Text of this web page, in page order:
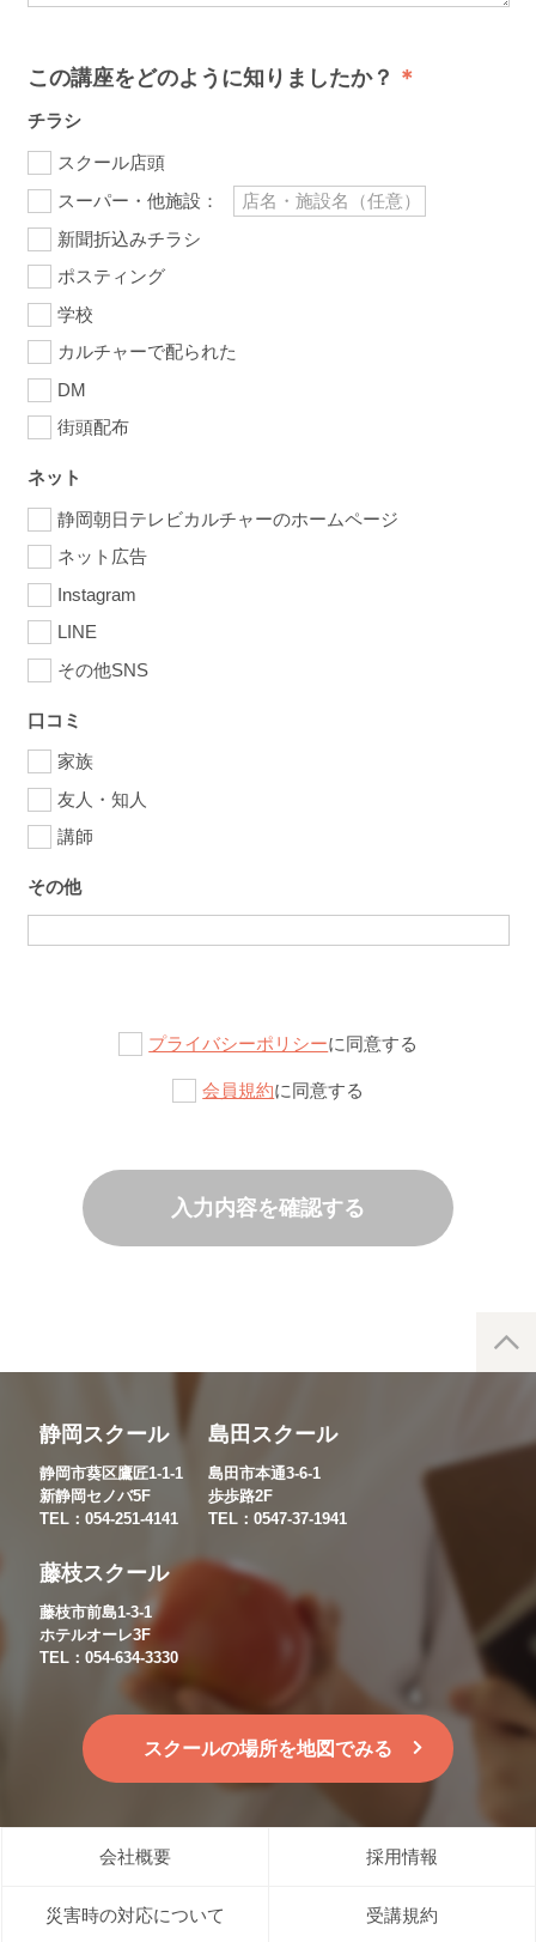
この講座をどのように知りましたか？
チラシ
スクール店頭
スーパー・他施設：
新聞折込みチラシ
ポスティング
学校
カルチャーで配られた
DM
街頭配布
ネット
静岡朝日テレビカルチャーのホームページ
ネット広告
Instagram
LINE
その他SNS
口コミ
家族
友人・知人
講師
その他
プライバシーポリシーに同意する
会員規約に同意する
入力内容を確認する
静岡スクール
静岡市葵区鷹匠1-1-1
新静岡セノバ5F
TEL：054-251-4141
島田スクール
島田市本通3-6-1
歩歩路2F
TEL：0547-37-1941
藤枝スクール
藤枝市前島1-3-1
ホテルオーレ3F
TEL：054-634-3330
スクールの場所を地図でみる
会社概要 採用情報
災害時の対応について 受講規約